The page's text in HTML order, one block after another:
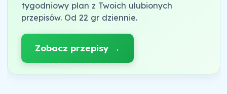
tygodniowy plan z Twoich ulubionych
przepisów. Od 22 gr dziennie.
Zobacz przepisy →